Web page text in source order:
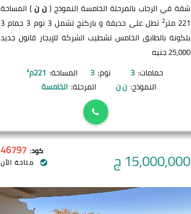
شقة في الرحاب بالمرحلة الخامسة النموذج ( ن ن ) المساحة
221 متر
2
تطل على حديقة و باركنج تشمل 3 نوم 3 حمام 3
بلكونة بالطابق الخامس تشطيب الشركة للإيجار قانون جديد
25,000 جنيه
حمامات: 3 نوم: 3 المساحة: 221م²
النموذج: ن ن المرحلة: الخامسة
15,000,000ج كود: 46797
متاحة الآن